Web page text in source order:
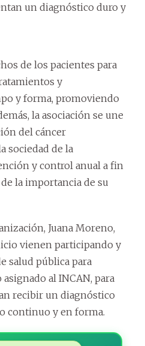
un diagnóstico duro y
de los pacientes para
y
y forma, promoviendo
la asociación se une
del cáncer
sociedad de la
y control anual a fin
la importancia de su
Juana Moreno,
vienen participando y
salud pública para
al INCAN, para
recibir un diagnóstico
continuo y en forma.